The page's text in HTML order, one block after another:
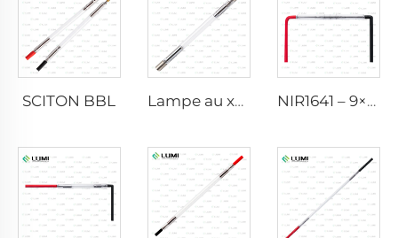
SCITON BBL Lampe au xénon IPL P1640 – 7×47×110 mm NIR1641 – 9×45×110 mm